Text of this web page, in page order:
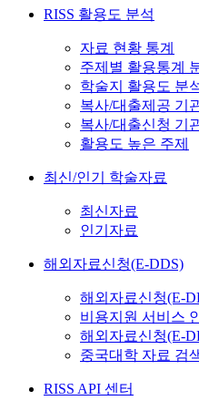
RISS 활용도 분석
자료 현황 통계
주제별 활용통계
학술지 활용도 분
복사/대출제공 기
복사/대출신청 기
활용도 높은 주제
최신/인기 학술자료
최신자료
인기자료
해외자료신청(E-DDS)
해외자료신청(E-
비용지원 서비스
해외자료신청(E-
중국대학 자료 검
RISS API 센터